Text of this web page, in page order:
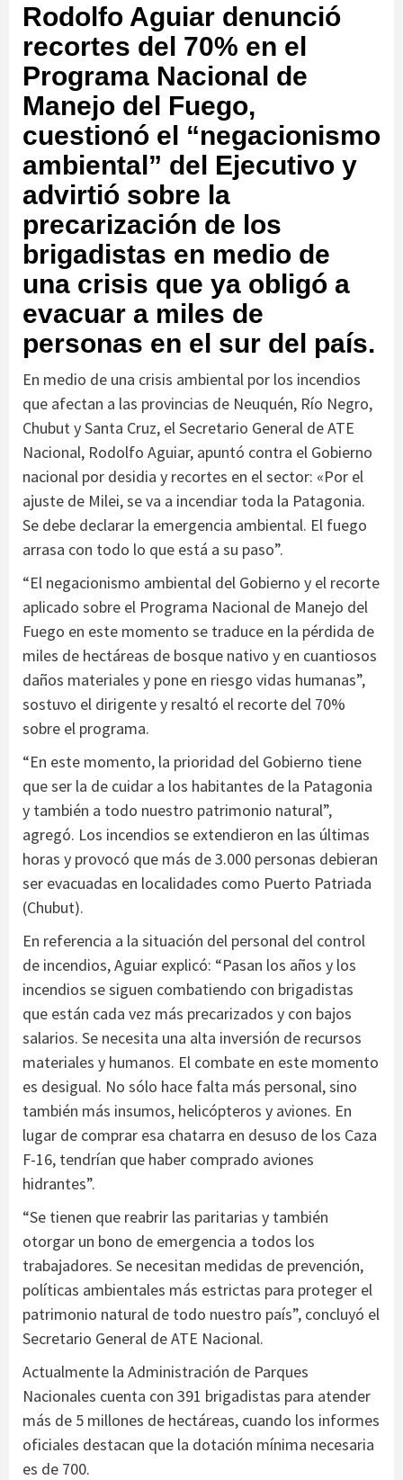
Rodolfo Aguiar denunció
recortes del 70% en el
Programa Nacional de
Manejo del Fuego,
cuestionó el “negacionismo
ambiental” del Ejecutivo y
advirtió sobre la
precarización de los
brigadistas en medio de
una crisis que ya obligó a
evacuar a miles de
personas en el sur del país.
En medio de una crisis ambiental por los incendios
que afectan a las provincias de Neuquén, Río Negro,
Chubut y Santa Cruz, el Secretario General de ATE
Nacional, Rodolfo Aguiar, apuntó contra el Gobierno
nacional por desidia y recortes en el sector: «Por el
ajuste de Milei, se va a incendiar toda la Patagonia.
Se debe declarar la emergencia ambiental. El fuego
arrasa con todo lo que está a su paso”.
“El negacionismo ambiental del Gobierno y el recorte
aplicado sobre el Programa Nacional de Manejo del
Fuego en este momento se traduce en la pérdida de
miles de hectáreas de bosque nativo y en cuantiosos
daños materiales y pone en riesgo vidas humanas”,
sostuvo el dirigente y resaltó el recorte del 70%
sobre el programa.
“En este momento, la prioridad del Gobierno tiene
que ser la de cuidar a los habitantes de la Patagonia
y también a todo nuestro patrimonio natural”,
agregó. Los incendios se extendieron en las últimas
horas y provocó que más de 3.000 personas debieran
ser evacuadas en localidades como Puerto Patriada
(Chubut).
En referencia a la situación del personal del control
de incendios, Aguiar explicó: “Pasan los años y los
incendios se siguen combatiendo con brigadistas
que están cada vez más precarizados y con bajos
salarios. Se necesita una alta inversión de recursos
materiales y humanos. El combate en este momento
es desigual. No sólo hace falta más personal, sino
también más insumos, helicópteros y aviones. En
lugar de comprar esa chatarra en desuso de los Caza
F-16, tendrían que haber comprado aviones
hidrantes”.
“Se tienen que reabrir las paritarias y también
otorgar un bono de emergencia a todos los
trabajadores. Se necesitan medidas de prevención,
políticas ambientales más estrictas para proteger el
patrimonio natural de todo nuestro país”, concluyó el
Secretario General de ATE Nacional.
Actualmente la Administración de Parques
Nacionales cuenta con 391 brigadistas para atender
más de 5 millones de hectáreas, cuando los informes
oficiales destacan que la dotación mínima necesaria
es de 700.